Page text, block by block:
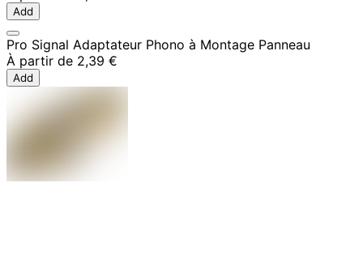
Add
Pro Signal Adaptateur Phono à Montage Panneau
À partir de 2,39 €
Add